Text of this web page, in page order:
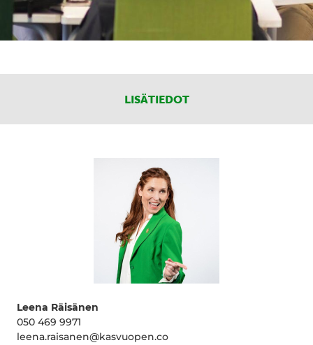
LISÄTIEDOT
Leena Räisänen
050 469 9971
leena.raisanen@kasvuopen.co